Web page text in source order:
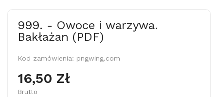
999. - Owoce i warzywa.
Bakłażan (PDF)
Kod zamówienia: pngwing.com
16,50 Zł
Brutto